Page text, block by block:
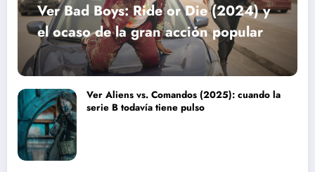
Ver Bad Boys: Ride or Die (2024) y
el ocaso de la gran acción popular
Ver Aliens vs. Comandos (2025): cuando la
serie B todavía tiene pulso